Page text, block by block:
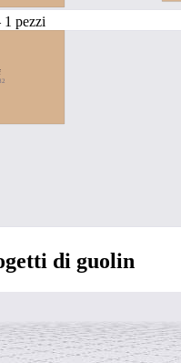
pezzi
di guolin